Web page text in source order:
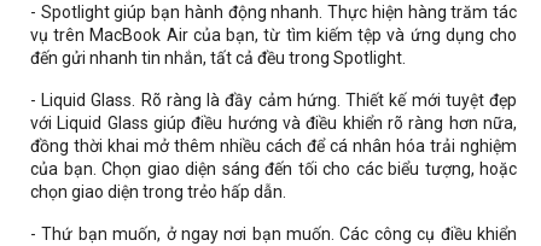
- Spotlight giúp bạn hành động nhanh. Thực hiện hàng trăm tác
vụ trên MacBook Air của bạn, từ tìm kiếm tệp và ứng dụng cho
đến gửi nhanh tin nhắn, tất cả đều trong Spotlight.
- Liquid Glass. Rõ ràng là đầy cảm hứng. Thiết kế mới tuyệt đẹp
với Liquid Glass giúp điều hướng và điều khiển rõ ràng hơn nữa,
đồng thời khai mở thêm nhiều cách để cá nhân hóa trải nghiệm
của bạn. Chọn giao diện sáng đến tối cho các biểu tượng, hoặc
chọn giao diện trong trẻo hấp dẫn.
- Thứ bạn muốn, ở ngay nơi bạn muốn. Các công cụ điều khiển